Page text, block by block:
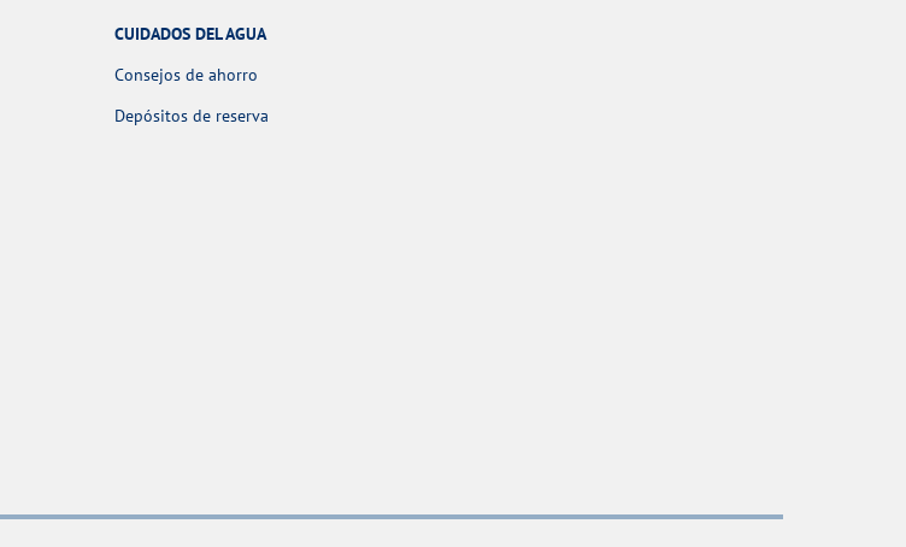
CUIDADOS DEL AGUA
Consejos de ahorro
Depósitos de reserva